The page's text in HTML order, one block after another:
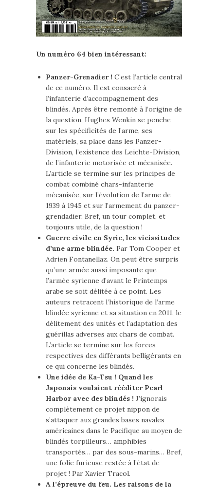
Un numéro 64 bien intéressant:
Panzer-Grenadier ! C’est l’article central
de ce numéro. Il est consacré à
l’infanterie d’accompagnement des
blindés. Après être remonté à l’origine de
la question, Hughes Wenkin se penche
sur les spécificités de l’arme, ses
matériels, sa place dans les Panzer-
Division, l’existence des Leichte-Division,
de l’infanterie motorisée et mécanisée.
L’article se termine sur les principes de
combat combiné chars-infanterie
mécanisée, sur l’évolution de l’arme de
1939 à 1945 et sur l’armement du panzer-
grendadier. Bref, un tour complet, et
toujours utile, de la question !
Guerre civile en Syrie, les vicissitudes
d’une arme blindée. Par Tom Cooper et
Adrien Fontanellaz. On peut être surpris
qu’une armée aussi imposante que
l’armée syrienne d’avant le Printemps
arabe se soit délitée à ce point. Les
auteurs retracent l’historique de l’arme
blindée syrienne et sa situation en 2011, le
délitement des unités et l’adaptation des
guérillas adverses aux chars de combat.
L’article se termine sur les forces
respectives des différants belligérants en
ce qui concerne les blindés.
Une idée de Ka-Tsu ! Quand les
Japonais voulaient rééditer Pearl
Harbor avec des blindés ! J’ignorais
complètement ce projet nippon de
s’attaquer aux grandes bases navales
américaines dans le Pacifique au moyen de
blindés torpilleurs… amphibies
transportés… par des sous-marins… Bref,
une folie furieuse restée à l’état de
projet ! Par Xavier Tracol.
A l’épreuve du feu. Les raisons de la